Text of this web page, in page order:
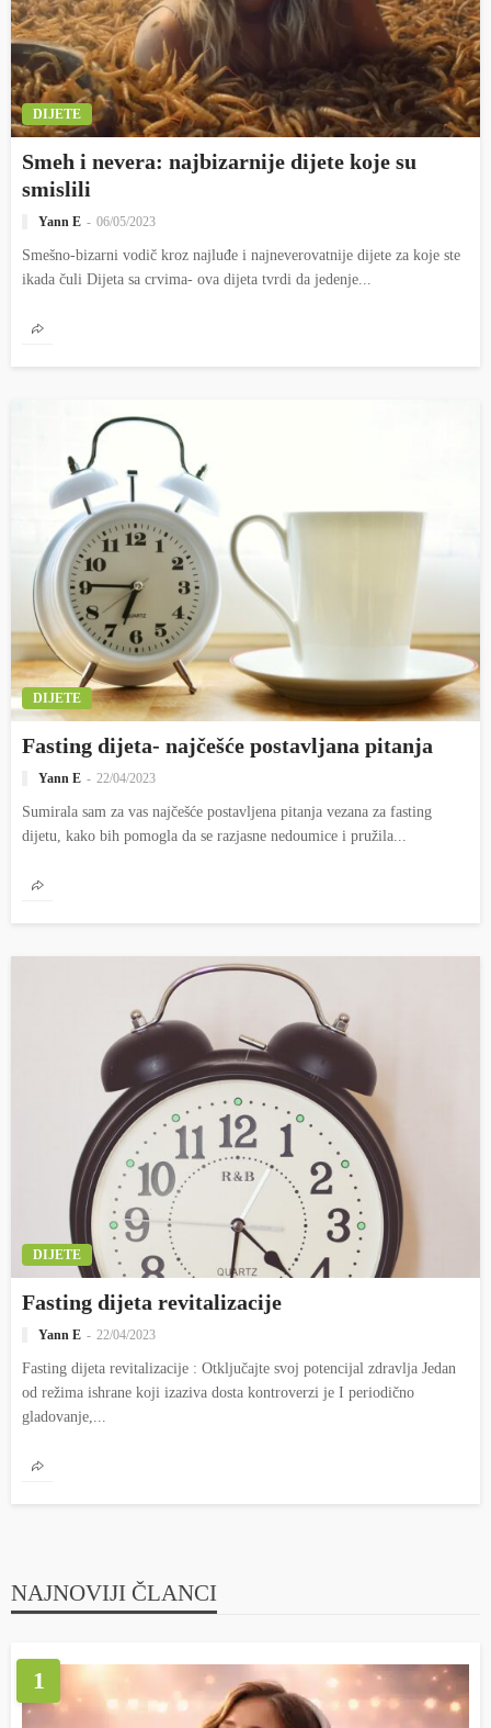
DIJETE
Smeh i nevera: najbizarnije dijete koje su
smislili
Yann E 06/05/2023
Smešno-bizarni vodič kroz najluđe i najneverovatnije dijete za koje ste
ikada čuli Dijeta sa crvima- ova dijeta tvrdi da jedenje...
DIJETE
Fasting dijeta- najčešće postavljana pitanja
Yann E 22/04/2023
Sumirala sam za vas najčešće postavljena pitanja vezana za fasting
dijetu, kako bih pomogla da se razjasne nedoumice i pružila...
DIJETE
Fasting dijeta revitalizacije
Yann E 22/04/2023
Fasting dijeta revitalizacije : Otključajte svoj potencijal zdravlja Jedan
od režima ishrane koji izaziva dosta kontroverzi je I periodično
gladovanje,...
NAJNOVIJI ČLANCI
1